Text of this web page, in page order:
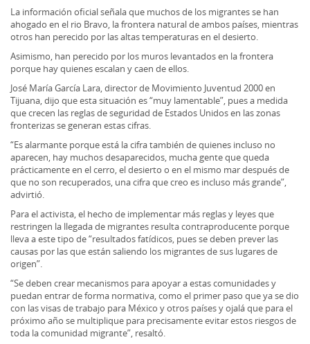
La información oficial señala que muchos de los migrantes se han
ahogado en el rio Bravo, la frontera natural de ambos países, mientras
otros han perecido por las altas temperaturas en el desierto.
Asimismo, han perecido por los muros levantados en la frontera
porque hay quienes escalan y caen de ellos.
José María García Lara, director de Movimiento Juventud 2000 en
Tijuana, dijo que esta situación es “muy lamentable”, pues a medida
que crecen las reglas de seguridad de Estados Unidos en las zonas
fronterizas se generan estas cifras.
“Es alarmante porque está la cifra también de quienes incluso no
aparecen, hay muchos desaparecidos, mucha gente que queda
prácticamente en el cerro, el desierto o en el mismo mar después de
que no son recuperados, una cifra que creo es incluso más grande”,
advirtió.
Para el activista, el hecho de implementar más reglas y leyes que
restringen la llegada de migrantes resulta contraproducente porque
lleva a este tipo de “resultados fatídicos, pues se deben prever las
causas por las que están saliendo los migrantes de sus lugares de
origen”.
“Se deben crear mecanismos para apoyar a estas comunidades y
puedan entrar de forma normativa, como el primer paso que ya se dio
con las visas de trabajo para México y otros países y ojalá que para el
próximo año se multiplique para precisamente evitar estos riesgos de
toda la comunidad migrante”, resaltó.